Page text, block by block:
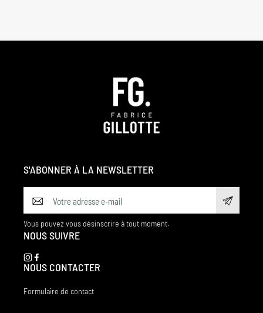
S'ABONNER À LA NEWSLETTER
Vous pouvez vous désinscrire à tout moment.
NOUS SUIVRE
NOUS CONTACTER
Formulaire de contact